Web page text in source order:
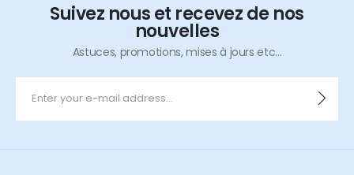
Suivez nous et recevez de nos
nouvelles
Astuces, promotions, mises à jours etc...